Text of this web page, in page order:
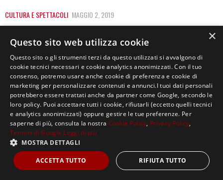
CULTURA E SPETTACOLI MAGGIO 2, 2019
LEONARDO: A 500 ANNI DALLA MORTE IL
RICORDO DEL GENIO
Il 2019 è l’anno di Leonardo da Vinci: a 500 anni dalla
morte, il grande…
Copyright ©2021, MASTERX Tutti i diritti riservati.
×
Questo sito web utilizza cookie
Questo sito o gli strumenti terzi da questo utilizzati si avvalgono di
cookie tecnici necessari e cookie analytics anonimizzati. Con il tuo
consenso, potremo usare anche cookie di preferenza e cookie di
marketing per personalizzare contenuti e annunci.I tuoi dati personali
potrebbero essere trattati anche da partner come Google, secondo le
loro policy. Puoi accettare tutti i cookie, rifiutarli (eccetto quelli tecnici
e analytics anonimizzati) oppure gestire le tue preferenze. Per
saperne di più, consulta la nostra Cookie Policy, Privacy Policy,
Termini di Google Leggi di più
MOSTRA DETTAGLI
ACCETTA TUTTO RIFIUTA TUTTO